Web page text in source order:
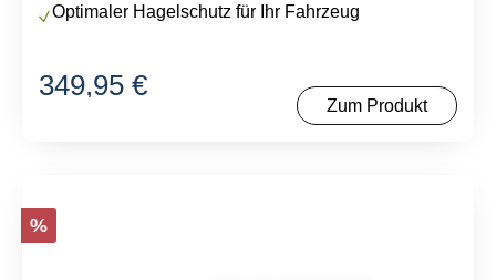
Optimaler Hagelschutz für Ihr Fahrzeug
Regulärer Preis:
349,95 €
Zum Produkt
%